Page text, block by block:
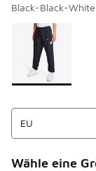
Black-Black-White
Seite 1 von 1
Bitte wählen
Wähle eine